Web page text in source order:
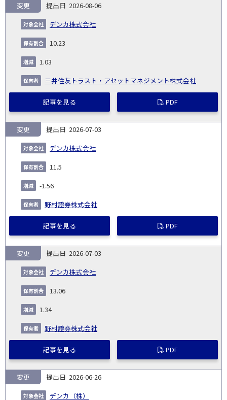
NO.
告
義
務
発
生
日
提
日
証券
対
2026-08-06
デンカ株式会社
変更
10.23
1.03
三井住友トラスト・アセットマネジメント株式会社
記事を見る PDF
2026-07-03
デンカ株式会社
変更
11.5
-1.56
野村證券株式会社
記事を見る PDF
2026-07-03
デンカ株式会社
変更
13.06
1.34
野村證券株式会社
記事を見る PDF
2026-06-26
デンカ（株）
変更